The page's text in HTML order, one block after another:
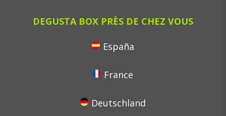
DEGUSTA BOX PRÈS DE CHEZ VOUS
España
France
Deutschland